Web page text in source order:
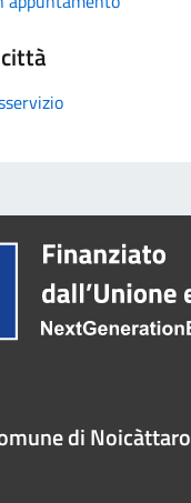
di Noicàttaro